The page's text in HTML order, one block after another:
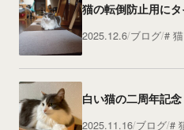
猫の転倒防止用に
2025.12.6 ブログ 猫
白い猫の二周年記念
2025.11.16 ブログ